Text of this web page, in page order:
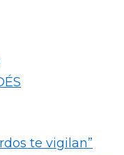
te vigilan”